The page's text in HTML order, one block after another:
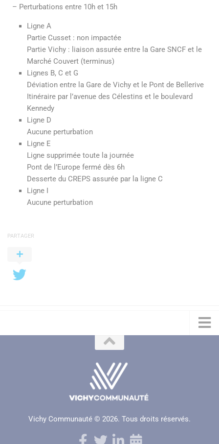
– Perturbations entre 10h et 15h
Ligne A
Partie Cusset : non impactée
Partie Vichy : liaison assurée entre la Gare SNCF et le
Marché Couvert (terminus)
Lignes B, C et G
Déviation entre la Gare de Vichy et le Pont de Bellerive
Itinéraire par l’avenue des Célestins et le boulevard
Kennedy
Ligne D
Aucune perturbation
Ligne E
Ligne supprimée toute la journée
Pont de l’Europe fermé dès 6h
Desserte du CREPS assurée par la ligne C
Ligne I
Aucune perturbation
PARTAGER
Vichy Communauté © 2026. Tous droits réservés.